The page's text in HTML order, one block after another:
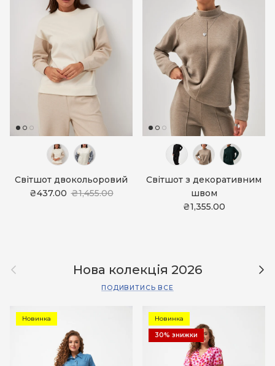
Світшот двокольоровий
₴437.00 ₴1,455.00
Світшот з декоративним
швом
₴1,355.00
Назад Нова колекція 2026
ПОДИВИТИСЬ ВСЕ
Новинка Новинка
30% знижки